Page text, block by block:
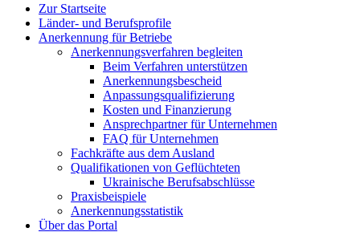
Zur Startseite
Länder- und Berufsprofile
Anerkennung für Betriebe
Anerkennungsverfahren begleiten
Beim Verfahren unterstützen
Anerkennungsbescheid
Anpassungsqualifizierung
Kosten und Finanzierung
Ansprechpartner für Unternehmen
FAQ für Unternehmen
Fachkräfte aus dem Ausland
Qualifikationen von Geflüchteten
Ukrainische Berufsabschlüsse
Praxisbeispiele
Anerkennungsstatistik
Über das Portal